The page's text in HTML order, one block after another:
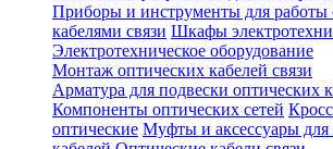
Приборы и инструменты для работы
кабелями связи Шкафы
Электротехническое оборудование
Монтаж оптических кабелей связи
Арматура для подвески оптических
Компоненты оптических сетей
оптические Муфты и аксессуары для